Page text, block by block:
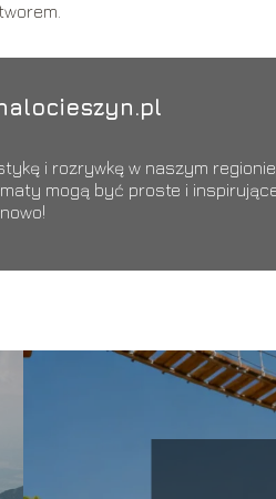
i rozrywkę w naszym
mogą być proste i
nowo!